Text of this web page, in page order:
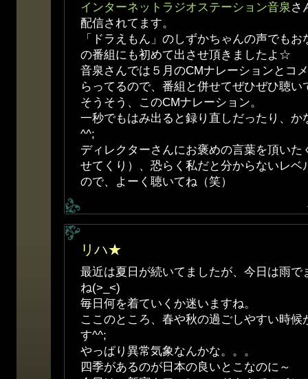
インターネットラジオステーション音泉 さ
配信されてます。
「ドラえもん」のしずかちゃんの声でも
の番組にも初めて出させ頂きましたよ☆
音泉さんでは５月のCMナレーションとコ
らってるので、番組と併せてぜひぜひ聴い
そうそう、このCMナレーション。
一秒でもはみ出ると録り直しだったり、か
^^;
ディレクターさんにお褒めの言葉を頂いた
せてくり）、恐らく私だと分からないレベ
ので、よーく聴いてね（笑）
リハ★
最近は夏日が続いてましたが、今日は雨で
ね(>_<)
毎日何を着ていくか迷いますね。
ここのところ、春や秋の過ごしやすい時
す^^;
やっぱり異常気象なんかな。。。
四季があるのが日本の良いとこなのに～